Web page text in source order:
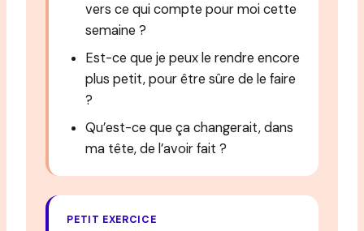
vers ce qui compte pour moi cette
semaine ?
Est-ce que je peux le rendre encore
plus petit, pour être sûre de le faire
?
Qu’est-ce que ça changerait, dans
ma tête, de l’avoir fait ?
PETIT EXERCICE